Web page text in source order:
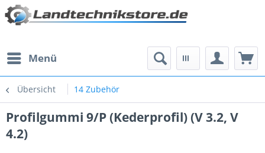
Menü
Übersicht 14 Zubehör
Profilgummi 9/P (Kederprofil) (V 3.2, V
4.2)